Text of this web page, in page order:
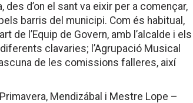
des d’on el sant va eixir per a començar,
barris del municipi. Com és habitual,
de l’Equip de Govern, amb l’alcalde i els
clavaries; l’Agrupació Musical
de les comissions falleres, així
Mendizábal i Mestre Lope –